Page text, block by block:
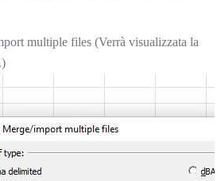
multiple files (Verrà visualizzata la